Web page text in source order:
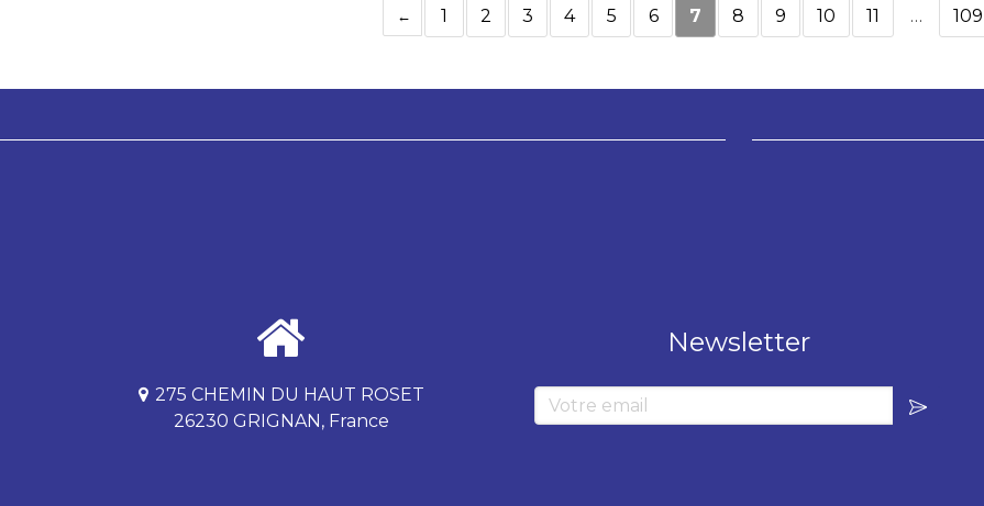
1 2 3 4 5 6 7 8 9 10 11 … 109
275 CHEMIN DU HAUT ROSET
26230 GRIGNAN, France
Newsletter
Votre email